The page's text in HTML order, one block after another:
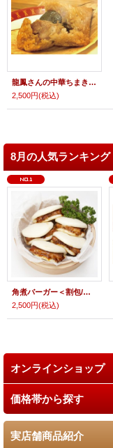
龍鳳さんの中華ちまき（5個入）
2,500円(税込)
8月の人気ランキング
角煮バーガー＜割包/クワパオ＞（5個入）
2,500円(税込)
オンラインショップ
価格帯から探す
実店舗商品紹介